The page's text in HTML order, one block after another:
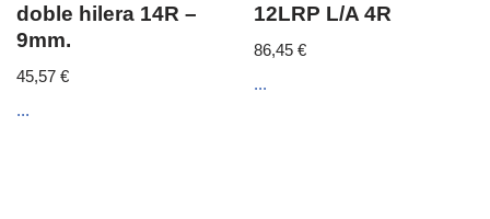
doble hilera 14R –
9mm.
45,57 €
...
12LRP L/A 4R
86,45€
...